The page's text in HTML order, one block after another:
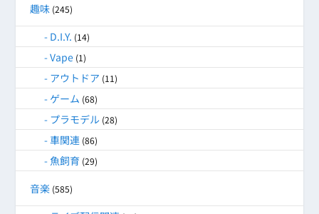
趣味 (245)
D.I.Y. (14)
Vape (1)
アウトドア (11)
ゲーム (68)
プラモデル (28)
車関連 (86)
魚飼育 (29)
音楽 (585)